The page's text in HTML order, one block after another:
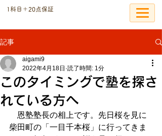
​1科目＋20点保証
記事
このタイミングで塾を探さ
れている方へ
aigami9
2022年4月18日 読了時間: 1分
恩塾塾長の相上です。先日桜を見に
柴田町の「一目千本桜」に行ってきま